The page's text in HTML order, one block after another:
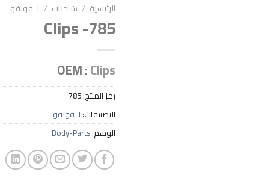
Add to wishlist
الرئيسية / شاحنات / لـ فولفو
Clips -785
OEM :Clips
رمز المنتج:785
التصنيفات:لـ فولفو
الوسم:Body-Parts